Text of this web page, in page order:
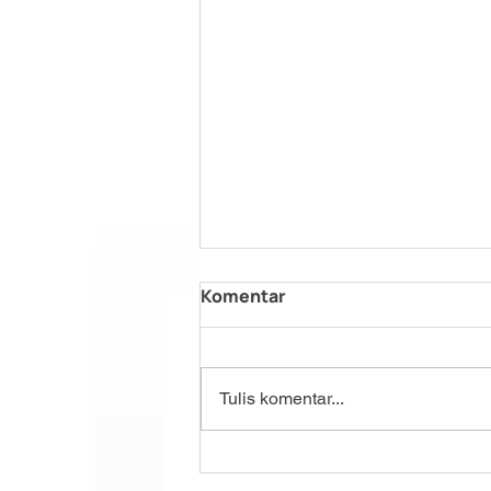
Komentar
Tulis komentar...